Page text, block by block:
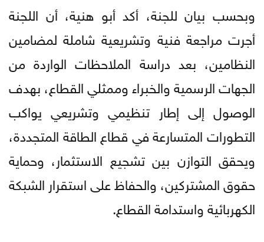
وبحسب بيان للجنة، أكد أبو هنية، أن اللجنة
أجرت مراجعة فنية وتشريعية شاملة لمضامين
النظامين، بعد دراسة الملاحظات الواردة من
الجهات الرسمية والخبراء وممثلي القطاع، بهدف
الوصول إلى إطار تنظيمي وتشريعي يواكب
التطورات المتسارعة في قطاع الطاقة المتجددة،
ويحقق التوازن بين تشجيع الاستثمار، وحماية
حقوق المشتركين، والحفاظ على استقرار الشبكة
الكهربائية واستدامة القطاع.